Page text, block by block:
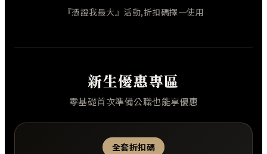
『憑證我最大』活動,折扣碼擇一使用
新生優惠專區
零基礎首次準備公職也能享優惠
全套折扣碼